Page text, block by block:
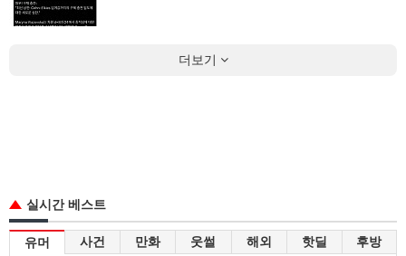
더보기
실시간 베스트
유머 사건 만화 웃썰 해외 핫딜 후방